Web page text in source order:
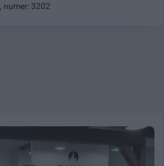
, numer: 3202